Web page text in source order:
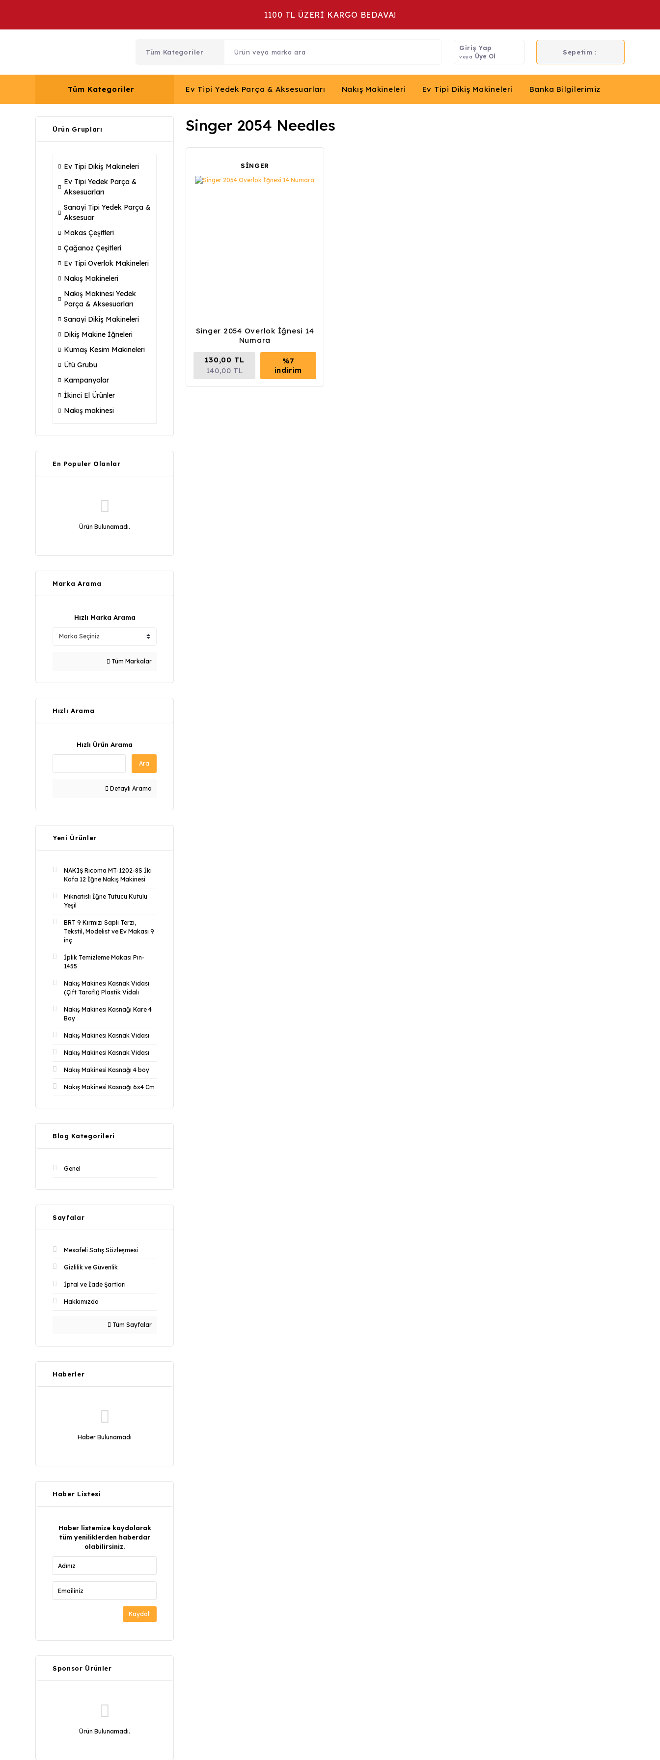
1100 TL ÜZERİ KARGO BEDAVA!
Giriş Yap
veya Üye Ol
Sepetim :
Tüm Kategoriler Ev Tipi Yedek Parça & Aksesuarları Nakış Makineleri Ev Tipi Dikiş Makineleri Banka Bilgilerimiz
Ürün Grupları
Ev Tipi Dikiş Makineleri
Ev Tipi Yedek Parça &
Aksesuarları
Sanayi Tipi Yedek Parça &
Aksesuar
Makas Çeşitleri
Çağanoz Çeşitleri
Ev Tipi Overlok Makineleri
Nakış Makineleri
Nakış Makinesi Yedek
Parça & Aksesuarları
Sanayi Dikiş Makineleri
Dikiş Makine İğneleri
Kumaş Kesim Makineleri
Ütü Grubu
Kampanyalar
İkinci El Ürünler
Nakış makinesi
En Populer Olanlar
Ürün Bulunamadı.
Marka Arama
Hızlı Marka Arama
Tüm Markalar
Hızlı Arama
Hızlı Ürün Arama
Ara
Detaylı Arama
Yeni Ürünler
NAKIŞ Ricoma MT-1202-8S İki
Kafa 12 İğne Nakış Makinesi
Mıknatıslı İğne Tutucu Kutulu
Yeşil
BRT 9 Kırmızı Saplı Terzi,
Tekstil, Modelist ve Ev Makası 9
inç
İplik Temizleme Makası Pın-
1455
Nakış Makinesi Kasnak Vidası
(Çift Taraflı) Plastik Vidalı
Nakış Makinesi Kasnağı Kare 4
Boy
Nakış Makinesi Kasnak Vidası
Nakış Makinesi Kasnak Vidası
Nakış Makinesi Kasnağı 4 boy
Nakış Makinesi Kasnağı 6x4 Cm
Blog Kategorileri
Genel
Sayfalar
Mesafeli Satış Sözleşmesi
Gizlilik ve Güvenlik
İptal ve İade Şartları
Hakkımızda
Tüm Sayfalar
Haberler
Haber Bulunamadı
Haber Listesi
Haber listemize kaydolarak
tüm yeniliklerden haberdar
olabilirsiniz.
Kaydol!
Sponsor Ürünler
Ürün Bulunamadı.
Singer 2054 Needles
SİNGER
Singer 2054 Overlok İğnesi 14
Numara
130,00 TL
140,00 TL
%7
indirim